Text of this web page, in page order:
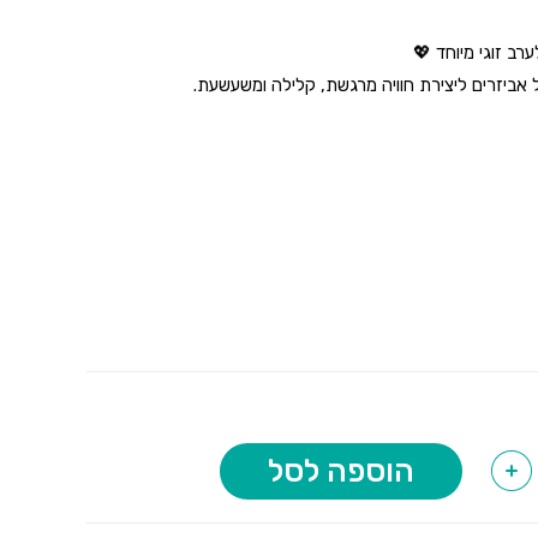
זוגי מיוחד 💖
ליצירת חוויה מרגשת, קלילה ומשעשעת.
מתנה מקורית או ערב זוגי בלתי נשכח 🎁
+ הוספה לסל